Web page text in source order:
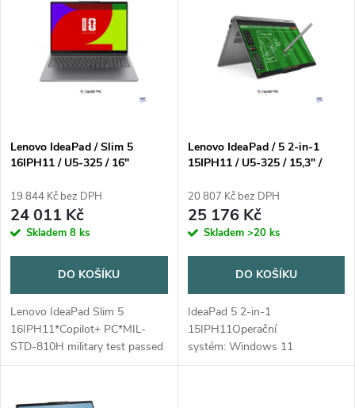
p
r
o
u
k
t
Abecedně
s
p
r
o
d
u
k
Lenovo IdeaPad / Slim 5
16IPH11 / U5-325 / 16"
int / W11H / Gray / 2R
19 844 Kč bez DPH
24 011 Kč
Skladem 8 ks
DO KOŠÍKU
Lenovo IdeaPad Slim 5
16IPH11*Copilot+ PC*MIL-
STD-810H military test passed
(21 test items)Operační systém:
325 (8 jader (4P + 4LPE) / 8
Lenovo IdeaPad / 5 2-in-1
15IPH11 / U5-325 / 15,3" /
Intel int / W11H / Gray / 2R
20 807 Kč bez DPH
25 176 Kč
Skladem >20 ks
DO KOŠÍKU
IdeaPad 5 2-in-1
15IPH11Operační
systém: Windows 11
HomeProcesor: Intel Core Ultra